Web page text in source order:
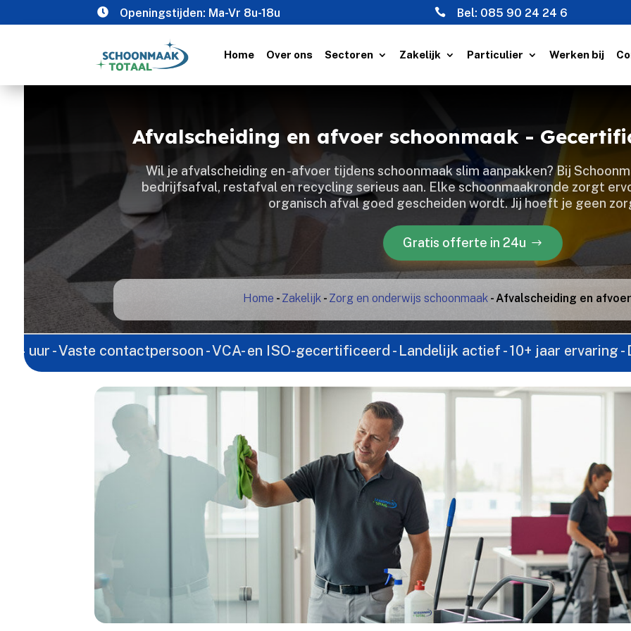
 Openingstijden: Ma-Vr 8u-18u  Bel: 085 90 24 24 6
Home Over ons Sectoren Zakelijk Particulier Werken bij
Afvalscheiding en afvoer schoonmaak -
Wil je afvalscheiding en -afvoer tijdens schoonmaak slim aanpakken? Bij
bedrijfsafval, restafval en recycling serieus aan.​ Elke schoonmaakronde zorgt
organisch afval goed gescheiden wordt.​ Jij hoeft je geen
Gratis offerte in 24u
Home - Zakelijk - Zorg en onderwijs schoonmaak - Afvalscheiding en
contactpersoon - VCA- en ISO-gecertificeerd - Landelijk actief - 10+ jaar ervaring - Direct